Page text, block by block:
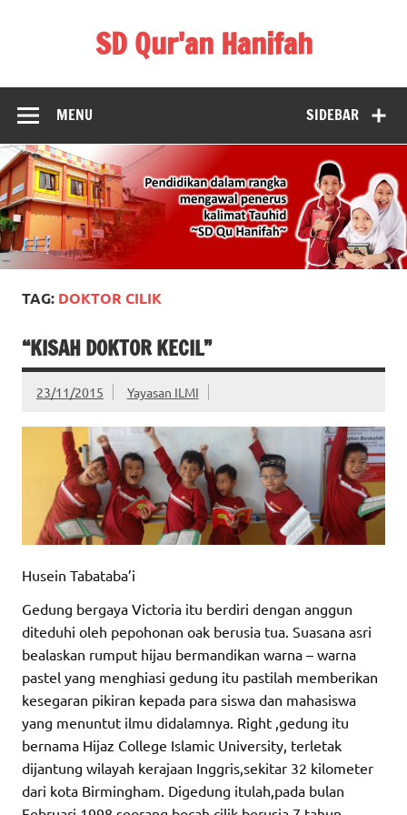
SD Qur'an Hanifah
SIDEBAR
MENU
TAG: DOKTOR CILIK
“KISAH DOKTOR KECIL”
23/11/2015 Yayasan ILMI
Husein Tabataba’i
Gedung bergaya Victoria itu berdiri dengan anggun
diteduhi oleh pepohonan oak berusia tua. Suasana asri
bealaskan rumput hijau bermandikan warna – warna
pastel yang menghiasi gedung itu pastilah memberikan
kesegaran pikiran kepada para siswa dan mahasiswa
yang menuntut ilmu didalamnya. Right ,gedung itu
bernama Hijaz College Islamic University, terletak
dijantung wilayah kerajaan Inggris,sekitar 32 kilometer
dari kota Birmingham. Digedung itulah,pada bulan